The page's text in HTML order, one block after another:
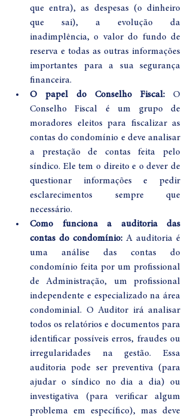
que entra), as despesas (o dinheiro
que sai), a evolução da
inadimplência, o valor do fundo de
reserva e todas as outras informações
importantes para a sua segurança
financeira.
O papel do Conselho Fiscal: O
Conselho Fiscal é um grupo de
moradores eleitos para fiscalizar as
contas do condomínio e deve analisar
a prestação de contas feita pelo
síndico. Ele tem o direito e o dever de
questionar informações e pedir
esclarecimentos sempre que
necessário.
Como funciona a auditoria das
contas do condomínio: A auditoria é
uma análise das contas do
condomínio feita por um profissional
de Administração, um profissional
independente e especializado na área
condominial. O Auditor irá analisar
todos os relatórios e documentos para
identificar possíveis erros, fraudes ou
irregularidades na gestão. Essa
auditoria pode ser preventiva (para
ajudar o síndico no dia a dia) ou
investigativa (para verificar algum
problema em específico), mas deve